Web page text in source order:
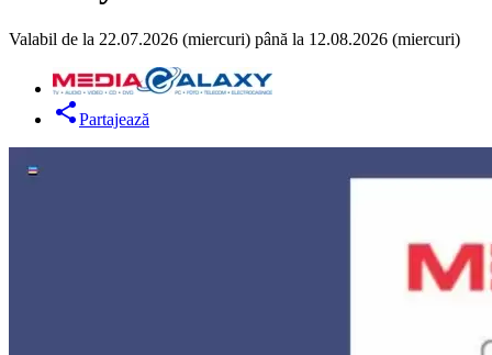
Valabil de la 22.07.2026 (miercuri) până la 12.08.2026 (miercuri)
Partajează